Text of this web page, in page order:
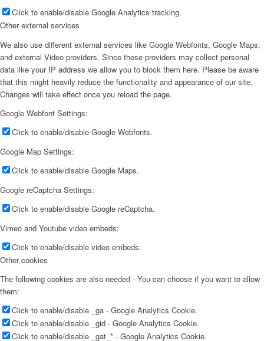
Click to enable/disable Google Analytics tracking.
Other external services
We also use different external services like Google Webfonts, Google Maps,
and external Video providers. Since these providers may collect personal
data like your IP address we allow you to block them here. Please be aware
that this might heavily reduce the functionality and appearance of our site.
Changes will take effect once you reload the page.
Google Webfont Settings:
Click to enable/disable Google Webfonts.
Google Map Settings:
Click to enable/disable Google Maps.
Google reCaptcha Settings:
Click to enable/disable Google reCaptcha.
Vimeo and Youtube video embeds:
Click to enable/disable video embeds.
Other cookies
The following cookies are also needed - You can choose if you want to allow
them:
Click to enable/disable _ga - Google Analytics Cookie.
Click to enable/disable _gid - Google Analytics Cookie.
Click to enable/disable _gat_* - Google Analytics Cookie.